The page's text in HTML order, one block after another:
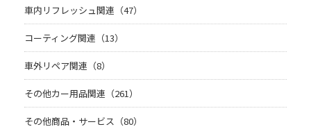
車内リフレッシュ関連（47）
コーティング関連（13）
車外リペア関連（8）
その他カー用品関連（261）
その他商品・サービス（80）